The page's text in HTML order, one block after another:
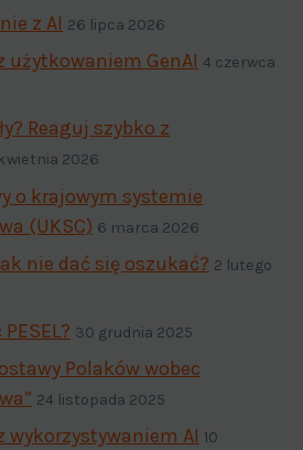
z AI 26 lipca 2026
użytkowaniem GenAI 4 czerwca
Reaguj szybko z
2026
o krajowym systemie
(UKSC) 6 marca 2026
nie dać się oszukać? 2 lutego
30 grudnia 2025
Polaków wobec
24 listopada 2025
wykorzystywaniem AI 10